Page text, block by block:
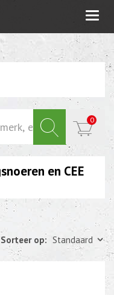
of energie zuinige
0
en CEE
Sorteer op: Standaard